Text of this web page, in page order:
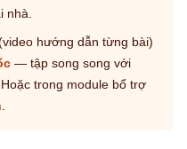
nhà.
hướng dẫn từng bài)
— tập song song với
trong module bổ trợ